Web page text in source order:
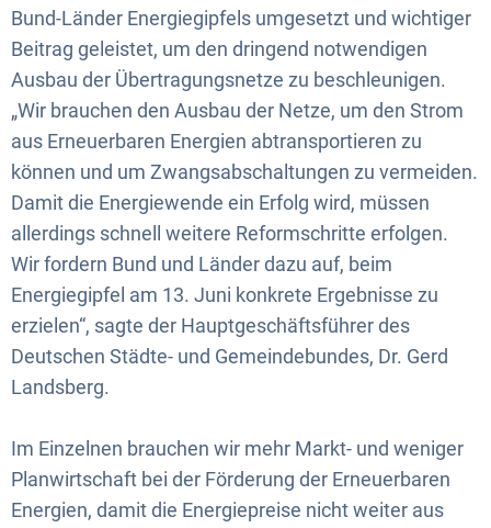
Bund-Länder Energiegipfels umgesetzt und wichtiger
Beitrag geleistet, um den dringend notwendigen
Ausbau der Übertragungsnetze zu beschleunigen.
„Wir brauchen den Ausbau der Netze, um den Strom
aus Erneuerbaren Energien abtransportieren zu
können und um Zwangsabschaltungen zu vermeiden.
Damit die Energiewende ein Erfolg wird, müssen
allerdings schnell weitere Reformschritte erfolgen.
Wir fordern Bund und Länder dazu auf, beim
Energiegipfel am 13. Juni konkrete Ergebnisse zu
erzielen“, sagte der Hauptgeschäftsführer des
Deutschen Städte- und Gemeindebundes, Dr. Gerd
Landsberg.
Im Einzelnen brauchen wir mehr Markt- und weniger
Planwirtschaft bei der Förderung der Erneuerbaren
Energien, damit die Energiepreise nicht weiter aus